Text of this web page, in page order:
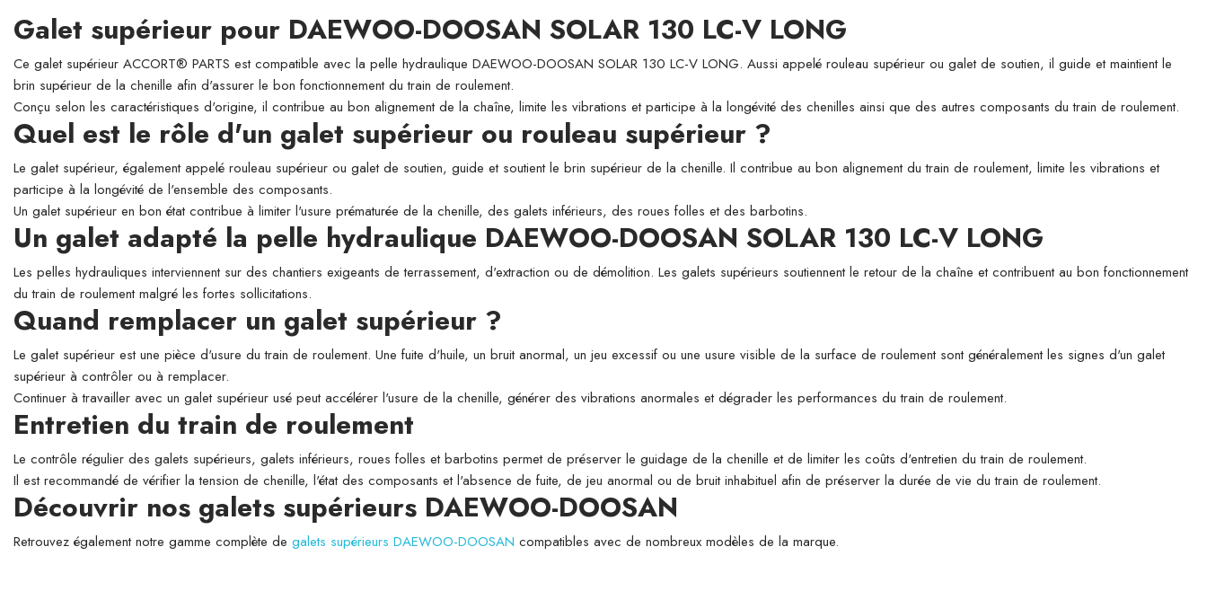
Galet supérieur pour DAEWOO-DOOSAN SOLAR 130 LC-V LONG
Ce galet supérieur ACCORT® PARTS est compatible avec la pelle hydraulique DAEWOO-DOOSAN SOLAR 130 LC-V LONG. Aussi appelé rouleau supérieur ou galet de soutien, il guide et maintient le
brin supérieur de la chenille afin d'assurer le bon fonctionnement du train de roulement.
Conçu selon les caractéristiques d'origine, il contribue au bon alignement de la chaîne, limite les vibrations et participe à la longévité des chenilles ainsi que des autres composants du train de roulement.
Quel est le rôle d'un galet supérieur ou rouleau supérieur ?
Le galet supérieur, également appelé rouleau supérieur ou galet de soutien, guide et soutient le brin supérieur de la chenille. Il contribue au bon alignement du train de roulement, limite les vibrations et
participe à la longévité de l'ensemble des composants.
Un galet supérieur en bon état contribue à limiter l'usure prématurée de la chenille, des galets inférieurs, des roues folles et des barbotins.
Un galet adapté la pelle hydraulique DAEWOO-DOOSAN SOLAR 130 LC-V LONG
Les pelles hydrauliques interviennent sur des chantiers exigeants de terrassement, d'extraction ou de démolition. Les galets supérieurs soutiennent le retour de la chaîne et contribuent au bon fonctionnement
du train de roulement malgré les fortes sollicitations.
Quand remplacer un galet supérieur ?
Le galet supérieur est une pièce d'usure du train de roulement. Une fuite d'huile, un bruit anormal, un jeu excessif ou une usure visible de la surface de roulement sont généralement les signes d'un galet
supérieur à contrôler ou à remplacer.
Continuer à travailler avec un galet supérieur usé peut accélérer l'usure de la chenille, générer des vibrations anormales et dégrader les performances du train de roulement.
Entretien du train de roulement
Le contrôle régulier des galets supérieurs, galets inférieurs, roues folles et barbotins permet de préserver le guidage de la chenille et de limiter les coûts d'entretien du train de roulement.
Il est recommandé de vérifier la tension de chenille, l'état des composants et l'absence de fuite, de jeu anormal ou de bruit inhabituel afin de préserver la durée de vie du train de roulement.
Découvrir nos galets supérieurs DAEWOO-DOOSAN
Retrouvez également notre gamme complète de galets supérieurs DAEWOO-DOOSAN compatibles avec de nombreux modèles de la marque.